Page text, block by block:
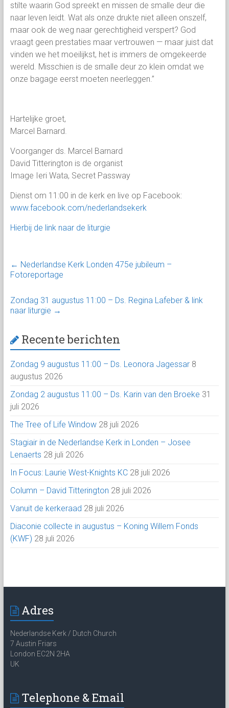
stilte waarin God spreekt en missen de smalle deur die
naar leven leidt. Wat als onze drukte niet alleen onszelf,
maar ook de weg naar gerechtigheid verspert? God
vraagt geen prestaties maar vertrouwen — maar juist dat
vinden we het moeilijkst, het is immers de omgekeerde
wereld. Misschien is de smalle deur zo klein omdat we
onze bagage eerst moeten neerleggen.”
Hartelijke groet,
Marcel Barnard.
Voorganger ds. Marcel Barnard
David Titterington is de organist
Image Ieri Wata, Secret Passway
Dienst om 11:00 in de kerk en live op Facebook:
www.facebook.com/nederlandsekerk
Hierbij de link naar de liturgie
← Nederlandse Kerk Londen 475e jubileum –
Fotoreportage
Zondag 31 augustus 11:00 – Ds. Regina Lafeber & link
naar liturgie →
Recente berichten
Zondag 9 augustus 11:00 – Ds. Leonora Jagessar 8
augustus 2026
Zondag 2 augustus 11:00 – Ds. Karin van den Broeke 31
juli 2026
The Tree of Life Window 28 juli 2026
Stagiair in de Nederlandse Kerk in Londen – Josee
Lenaerts 28 juli 2026
In Focus: Laurie West-Knights KC 28 juli 2026
Column – David Titterington 28 juli 2026
Vanuit de kerkeraad 28 juli 2026
Diaconie collecte in augustus – Koning Willem Fonds
(KWF) 28 juli 2026
Adres
Nederlandse Kerk / Dutch Church
7 Austin Friars
London EC2N 2HA
UK
Telephone & Email